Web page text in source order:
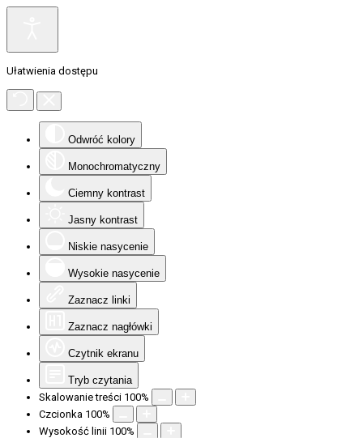
Ułatwienia dostępu
Odwróć kolory
Monochromatyczny
Ciemny kontrast
Jasny kontrast
Niskie nasycenie
Wysokie nasycenie
Zaznacz linki
Zaznacz nagłówki
Czytnik ekranu
Tryb czytania
Skalowanie treści 100%
Czcionka 100%
Wysokość linii 100%